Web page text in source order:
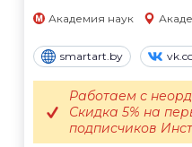
Академия наук
smartart.by
Работаем с
Скидка 5% на
подписчиков